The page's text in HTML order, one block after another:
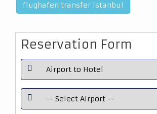
flughafen transfer istanbul
Reservation Form